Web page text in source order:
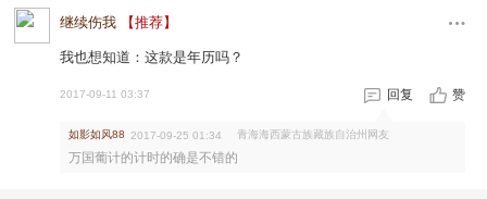
继续伤我 【推荐】
我也想知道：这款是年历吗？
2017-09-11 03:37 回复 赞
如影如风88 2017-09-25 01:34 青海海西蒙古族藏族自治州网友
万国葡计的计时的确是不错的